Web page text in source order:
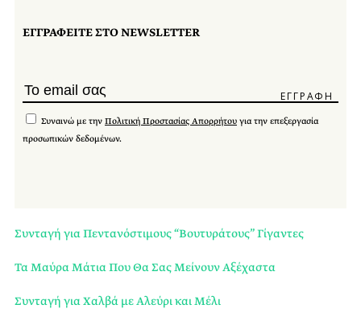
ΕΓΓΡΑΦΕΙΤΕ ΣΤΟ NEWSLETTER
Συναινώ με την Πολιτική Προστασίας Απορρήτου για την επεξεργασία
προσωπικών δεδομένων.
Συνταγή για Πεντανόστιμους “Βουτυράτους” Γίγαντες
Τα Μαύρα Μάτια Που Θα Σας Μείνουν Αξέχαστα
Συνταγή για Χαλβά με Αλεύρι και Μέλι